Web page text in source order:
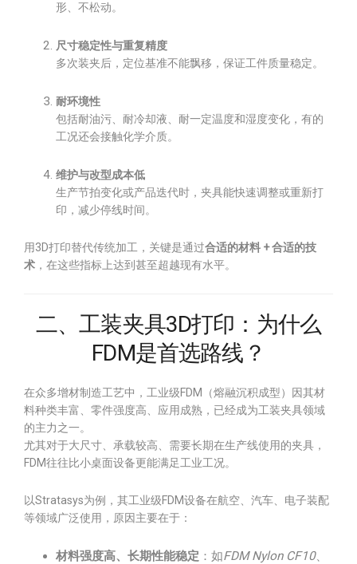
形、不松动。
尺寸稳定性与重复精度
多次装夹后，定位基准不能飘移，保证工件质量稳定。
耐环境性
包括耐油污、耐冷却液、耐一定温度和湿度变化，有的
工况还会接触化学介质。
维护与改型成本低
生产节拍变化或产品迭代时，夹具能快速调整或重新打
印，减少停线时间。
用3D打印替代传统加工，关键是通过合适的材料 + 合适的技
术 ，在这些指标上达到甚至超越现有水平。
二、工装夹具3D打印：为什么
FDM是首选路线？
在众多增材制造工艺中，工业级FDM（熔融沉积成型）因其材
料种类丰富、零件强度高、应用成熟，已经成为工装夹具领域
的主力之一。
尤其对于大尺寸、承载较高、需要长期在生产线使用的夹具，
FDM往往比小桌面设备更能满足工业工况。
以Stratasys为例，其工业级FDM设备在航空、汽车、电子装配
等领域广泛使用，原因主要在于：
材料强度高、长期性能稳定 ：如FDM Nylon CF10、